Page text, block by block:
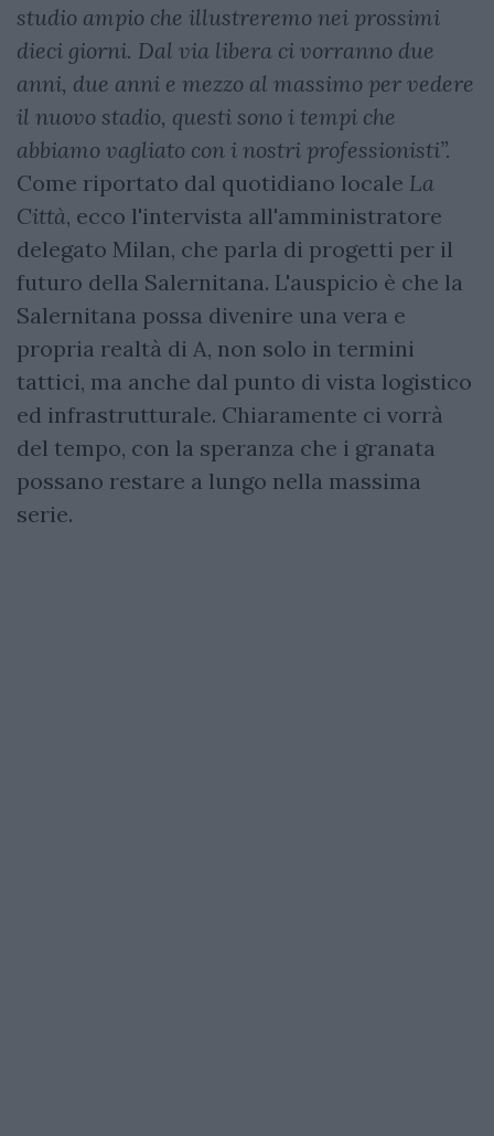
studio ampio che illustreremo nei prossimi
dieci giorni. Dal via libera ci vorranno due
anni, due anni e mezzo al massimo per vedere
il nuovo stadio, questi sono i tempi che
abbiamo vagliato con i nostri professionisti”.
Come riportato dal quotidiano locale La
Città, ecco l'intervista all'amministratore
delegato Milan, che parla di progetti per il
futuro della Salernitana. L'auspicio è che la
Salernitana possa divenire una vera e
propria realtà di A, non solo in termini
tattici, ma anche dal punto di vista logistico
ed infrastrutturale. Chiaramente ci vorrà
del tempo, con la speranza che i granata
possano restare a lungo nella massima
serie.